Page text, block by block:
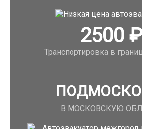
2500₽
Транспортировка в
В МОСКОВСКУЮ